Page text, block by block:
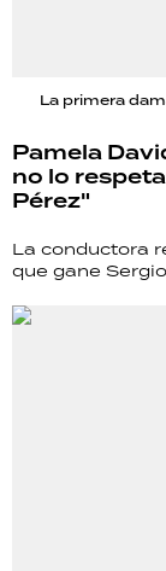
La primera
Pamela
no lo
Pérez"
La conductora
que gane